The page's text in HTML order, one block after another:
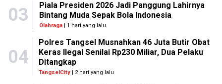
03
Piala Presiden 2026 Jadi Panggung Lahirnya
Bintang Muda Sepak Bola Indonesia
Olahraga| 1 hari yang lalu
04
Polres Tangsel Musnahkan 46 Juta Butir Obat
Keras Ilegal Senilai Rp230 Miliar, Dua Pelaku
Ditangkap
TangselCity | 2 hari yang lalu